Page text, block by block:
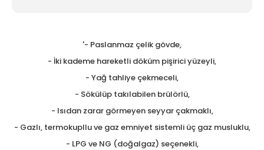
'- Paslanmaz çelik gövde,
- İki kademe hareketli döküm pişirici yüzeyli,
- Yağ tahliye çekmeceli,
- Sökülüp takılabilen brülörlü,
- Isıdan zarar görmeyen seyyar çakmaklı,
- Gazlı, termokupllu ve gaz emniyet sistemli üç gaz musluklu,
- LPG ve NG (doğalgaz) seçenekli,